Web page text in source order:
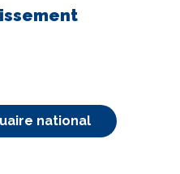
national